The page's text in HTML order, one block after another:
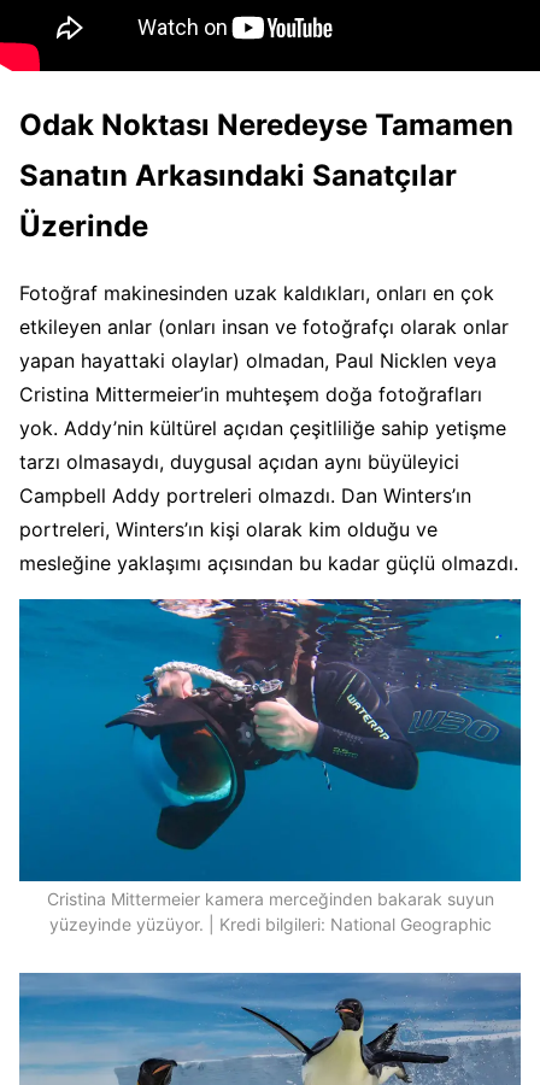
Odak Noktası Neredeyse Tamamen
Sanatın Arkasındaki Sanatçılar
Üzerinde
Fotoğraf makinesinden uzak kaldıkları, onları en çok
etkileyen anlar (onları insan ve fotoğrafçı olarak onlar
yapan hayattaki olaylar) olmadan, Paul Nicklen veya
Cristina Mittermeier’in muhteşem doğa fotoğrafları
yok. Addy’nin kültürel açıdan çeşitliliğe sahip yetişme
tarzı olmasaydı, duygusal açıdan aynı büyüleyici
Campbell Addy portreleri olmazdı. Dan Winters’ın
portreleri, Winters’ın kişi olarak kim olduğu ve
mesleğine yaklaşımı açısından bu kadar güçlü olmazdı.
Cristina Mittermeier kamera merceğinden bakarak suyun
yüzeyinde yüzüyor. | Kredi bilgileri: National Geographic